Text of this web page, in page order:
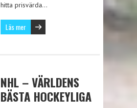
hitta prisvärda…
Läs mer
NHL – VÄRLDENS
BÄSTA HOCKEYLIGA